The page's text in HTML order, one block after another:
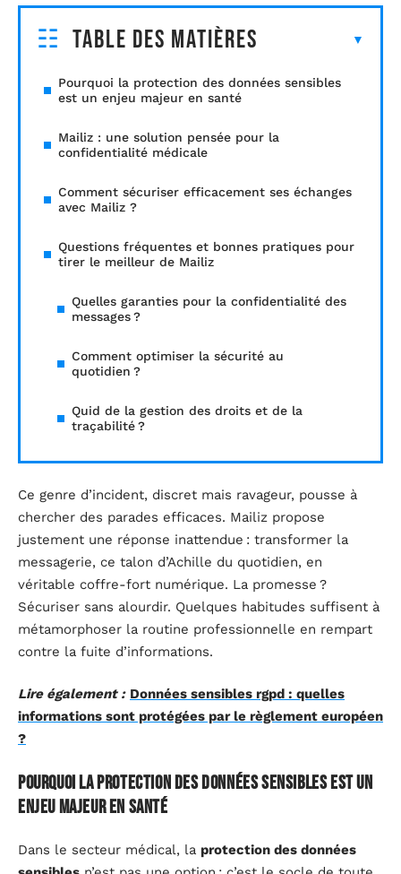
Table des matières
Pourquoi la protection des données sensibles
est un enjeu majeur en santé
Mailiz : une solution pensée pour la
confidentialité médicale
Comment sécuriser efficacement ses échanges
avec Mailiz ?
Questions fréquentes et bonnes pratiques pour
tirer le meilleur de Mailiz
Quelles garanties pour la confidentialité des
messages ?
Comment optimiser la sécurité au
quotidien ?
Quid de la gestion des droits et de la
traçabilité ?
Ce genre d’incident, discret mais ravageur, pousse à
chercher des parades efficaces. Mailiz propose
justement une réponse inattendue : transformer la
messagerie, ce talon d’Achille du quotidien, en
véritable coffre-fort numérique. La promesse ?
Sécuriser sans alourdir. Quelques habitudes suffisent à
métamorphoser la routine professionnelle en rempart
contre la fuite d’informations.
Lire également : Données sensibles rgpd : quelles
informations sont protégées par le règlement européen
?
Pourquoi la protection des données sensibles est un
enjeu majeur en santé
Dans le secteur médical, la protection des données